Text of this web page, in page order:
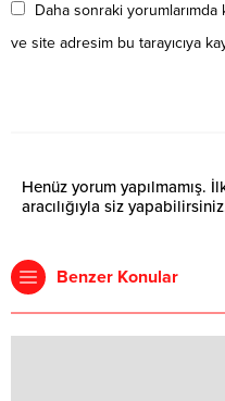
Daha sonraki yorumlarımda
ve site adresim bu tarayıcıya
Henüz yorum yapılmamış.
aracılığıyla siz
Benzer Konular